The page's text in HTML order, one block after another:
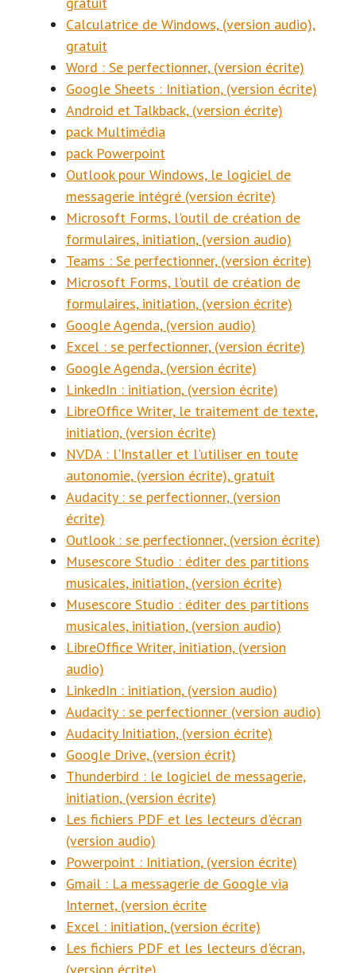
Calculatrice de Windows, (version audio),
gratuit
Word : Se perfectionner, (version écrite)
Google Sheets : Initiation, (version écrite)
Android et Talkback, (version écrite)
pack Multimédia
pack Powerpoint
Outlook pour Windows, le logiciel de
messagerie intégré (version écrite)
Microsoft Forms, l'outil de création de
formulaires, initiation, (version audio)
Teams : Se perfectionner, (version écrite)
Microsoft Forms, l'outil de création de
formulaires, initiation, (version écrite)
Google Agenda, (version audio)
Excel : se perfectionner, (version écrite)
Google Agenda, (version écrite)
LinkedIn : initiation, (version écrite)
LibreOffice Writer, le traitement de texte,
initiation, (version écrite)
NVDA : l'Installer et l'utiliser en toute
autonomie, (version écrite), gratuit
Audacity : se perfectionner, (version
écrite)
Outlook : se perfectionner, (version écrite)
Musescore Studio : éditer des partitions
musicales, initiation, (version écrite)
Musescore Studio : éditer des partitions
musicales, initiation, (version audio)
LibreOffice Writer, initiation, (version
audio)
LinkedIn : initiation, (version audio)
Audacity : se perfectionner (version audio)
Audacity Initiation, (version écrite)
Google Drive, (version écrit)
Thunderbird : le logiciel de messagerie,
initiation, (version écrite)
Les fichiers PDF et les lecteurs d'écran
(version audio)
Powerpoint : Initiation, (version écrite)
Gmail : La messagerie de Google via
Internet, (version écrite
Excel : initiation, (version écrite)
Les fichiers PDF et les lecteurs d'écran,